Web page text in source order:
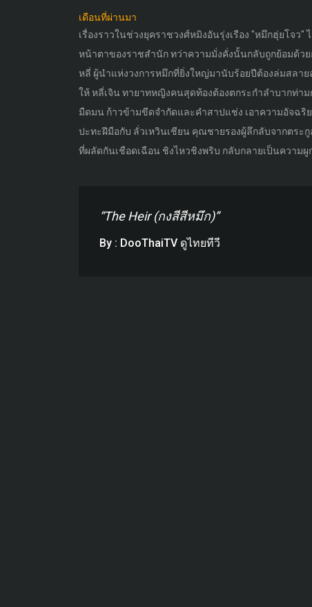
เดือนที่ผ่านมา
เรื่องราวในช่วงยุคราชวงศ์หมิงอันรุ่งเรือง "หมึกฮุ่ยโจ
หน้าตาของราชสำนัก ทว่าความมั่งคั่งนั้นกลับถูกย้อมด้ว
หลี่ ผู้นำแห่งวงการหมึกที่ยิ่งใหญ่มานับร้อยปีต้องล่มสลา
ให้ หลี่เจิน ทายาทหญิงคนสุดท้องต้องตกระกำลำบากท่า
มืดมน ก้าวข้ามขีดจำกัดและคำสาปแช่ง เอาความอัจฉริ
ปะทะฝีมือกับ ลั่วเหวินเชียน คุณชายรองผู้ลึกลับจากตระ
ที่ผลัดกันเชือดเฉือน ชิงไหวชิงพริบ กลับกลายเป็นความ
“The Heir (กงสีสีหมึก)”
By : DooThaiTV ดูไทยทีวี